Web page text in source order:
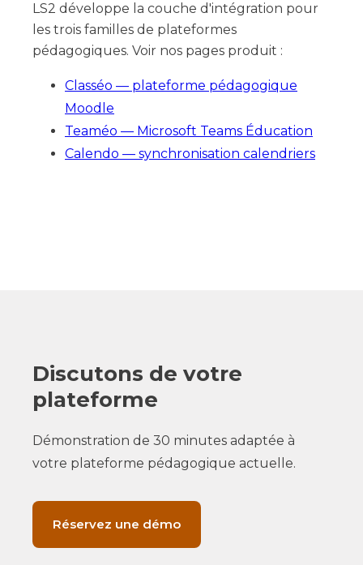
LS2 développe la couche d'intégration pour
les trois familles de plateformes
pédagogiques. Voir nos pages produit :
Classéo — plateforme pédagogique
Moodle
Teaméo — Microsoft Teams Éducation
Calendo — synchronisation calendriers
Discutons de votre
plateforme
Démonstration de 30 minutes adaptée à
votre plateforme pédagogique actuelle.
Réservez une démo